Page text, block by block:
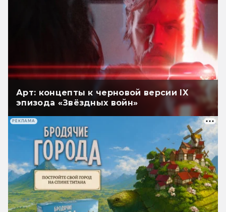
Арт: концепты к черновой версии IX
эпизода «Звёздных войн»
РЕКЛАМА